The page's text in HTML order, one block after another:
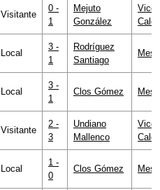
Visitante
0 -
1
Mejuto
González
Local
3 -
1
Rodríguez
Santiago
Local
3 -
1
Clos Gómez
Visitante
2 -
3
Undiano
Mallenco
Local
1 -
0
Clos Gómez